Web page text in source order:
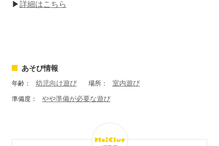
▶詳細はこちら
あそび情報
年齢： 幼児向け遊び 場所： 室内遊び
準備度： やや準備が必要な遊び